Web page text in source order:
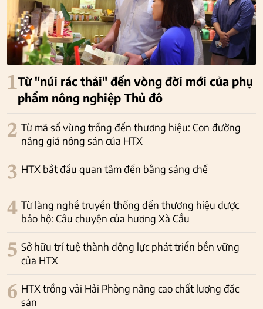
1Từ "núi rác thải" đến vòng đời mới của phụ
phẩm nông nghiệp Thủ đô
2 Từ mã số vùng trồng đến thương hiệu: Con đường
nâng giá nông sản của HTX
3 HTX bắt đầu quan tâm đến bằng sáng chế
4 Từ làng nghề truyền thống đến thương hiệu được
bảo hộ: Câu chuyện của hương Xà Cầu
5 Sở hữu trí tuệ thành động lực phát triển bền vững
của HTX
6 HTX trồng vải Hải Phòng nâng cao chất lượng đặc
sản